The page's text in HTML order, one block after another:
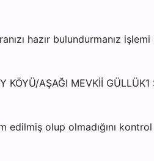
hazır bulundurmanız işlemi
AŞAĞI MEVKİİ GÜLLÜK1
edilmiş olup olmadığını